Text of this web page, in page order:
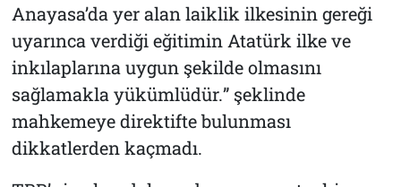
Anayasa’da yer alan laiklik ilkesinin gereği
uyarınca verdiği eğitimin Atatürk ilke ve
inkılaplarına uygun şekilde olmasını
sağlamakla yükümlüdür.” şeklinde
mahkemeye direktifte bulunması
dikkatlerden kaçmadı.